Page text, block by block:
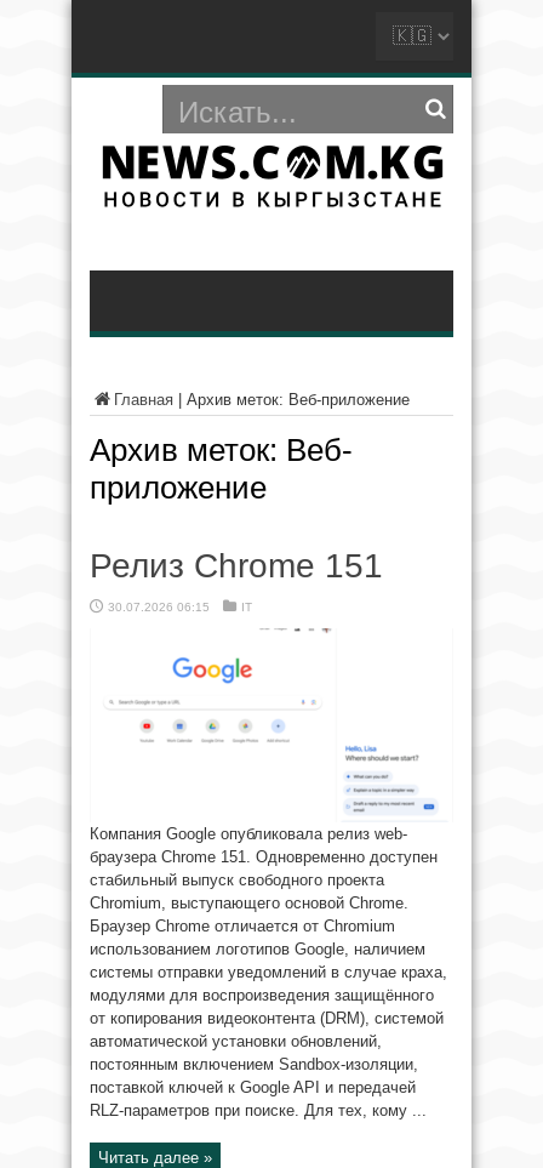
Главная Архив меток: Веб-приложение
Архив меток: Веб-
приложение
Релиз Chrome 151
30.07.2026 06:15 IT
Компания Google опубликовала релиз web-
браузера Chrome 151. Одновременно доступен
стабильный выпуск свободного проекта
Chromium, выступающего основой Chrome.
Браузер Chrome отличается от Chromium
использованием логотипов Google, наличием
системы отправки уведомлений в случае краха,
модулями для воспроизведения защищённого
от копирования видеоконтента (DRM), системой
автоматической установки обновлений,
постоянным включением Sandbox-изоляции,
поставкой ключей к Google API и передачей
RLZ-параметров при поиске. Для тех, кому ...
Читать далее »